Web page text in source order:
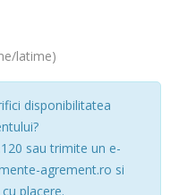
latime)
disponibilitatea
sau trimite un e-
agrement.ro si
placere.